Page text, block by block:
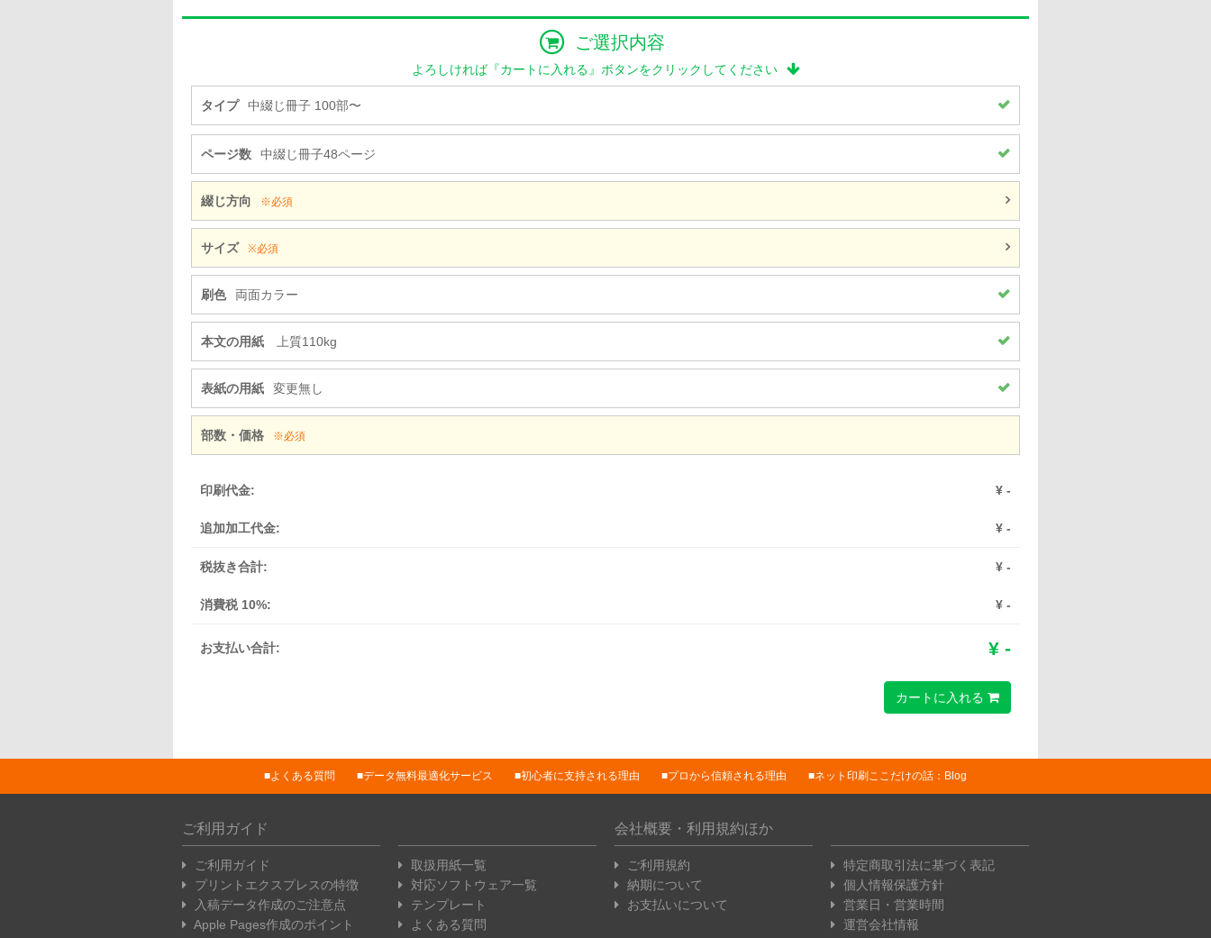
ご選択内容
よろしければ『カートに入れる』ボタンをクリックしてください
タイプ 中綴じ冊子 100部〜
ページ数 中綴じ冊子48ページ
綴じ方向 ※必須
サイズ ※必須
刷色 両面カラー
本文の用紙 上質110kg
表紙の用紙 変更無し
部数・価格 ※必須
印刷代金: ¥ -
追加加工代金: ¥ -
税抜き合計: ¥ -
消費税 10%: ¥ -
お支払い合計: ¥ -
カートに入れる
よくある質問 データ無料最適化サービス 初心者に支持される理由 プロから信頼される理由 ネット印刷ここだけの話：Blog
ご利用ガイド
ご利用ガイド
プリントエクスプレスの特徴
入稿データ作成のご注意点
Apple Pages作成のポイント
取扱用紙一覧
対応ソフトウェア一覧
テンプレート
よくある質問
会社概要・利用規約ほか
ご利用規約
納期について
お支払いについて
特定商取引法に基づく表記
個人情報保護方針
営業日・営業時間
運営会社情報